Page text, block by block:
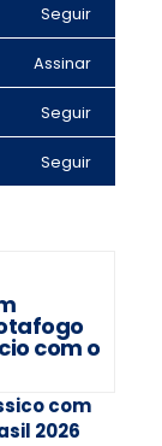
Seguir
Assinar
Seguir
Seguir
com o
com
2026